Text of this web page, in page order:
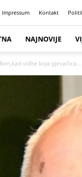
Impressum Kontakt
NAJNOVIJE
vidite koja pjevačica...